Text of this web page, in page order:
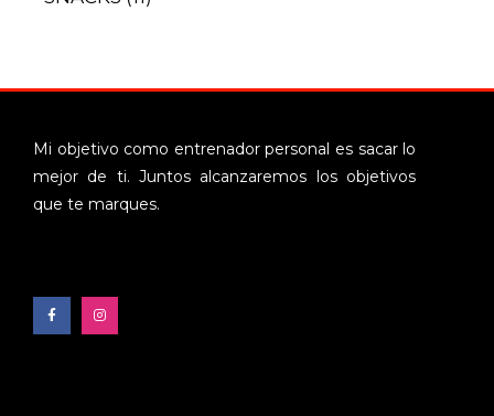
Mi objetivo como entrenador personal es sacar lo
mejor de ti. Juntos alcanzaremos los objetivos
que te marques.